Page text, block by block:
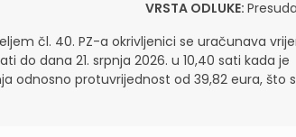
VRSTA ODLUKE: Presuda
čl. 40. PZ-a okrivljenici se uračunava
do dana 21. srpnja 2026. u 10,40 sati kada je
odnosno protuvrijednost od 39,82 eura, što